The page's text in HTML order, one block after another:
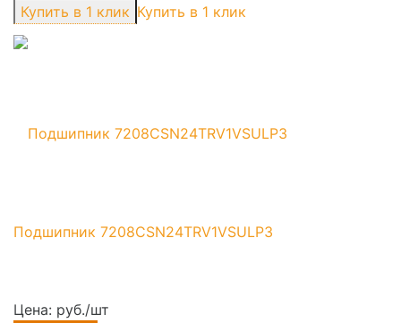
Купить в 1 клик
Подшипник 7208CSN24TRV1VSULP3
Цена: руб./шт